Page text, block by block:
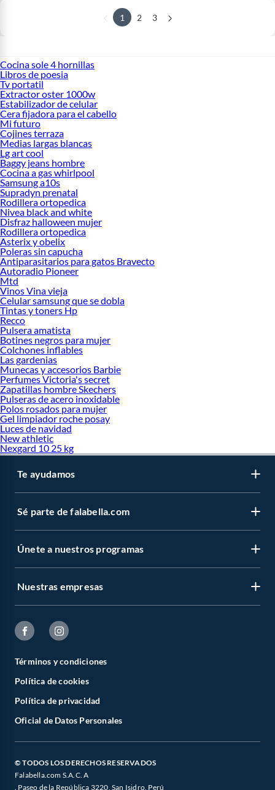
1 2 3
Cocina sole 4 hornillas
Libros de poesia
Tv portatil
Extractor oster 1000w
Estabilizador de celular
Cera fijadora para el cabello
Mi futuro
Cojines terraza
Medias largas blancas
Lg art cool
Baggy jeans hombre
Cocina a gas whirlpool
Samsung a10s
Supradyn prenatal
Rodillera ortopedica
Nivea black and white
Disfraz halloween mujer
Rodillera ortopedica
Asterix y obelix
Poleras sin capucha
Antiparasitarios para gatos Bravecto
Autoradio Pioneer
Mtd
Vinos Vina vieja
Celular samsung que se dobla
Tintas y toners Hp
Recco
Pulsera amatista
Botines negros para mujer
Colchones inflables
Las gardenias
Munecas y accesorios Barbie
Perfumes Victoria's secret
Zapatillas hombre Skechers
Pulseras de acero inoxidable
Polos rosados para mujer
Gel limpiador roche posay
Luces de navidad
New athletic
Nexgard 10 25 kg
Te ayudamos
Sé parte de falabella.com
Únete a nuestros programas
Nuestras empresas
Términos y condiciones
Política de cookies
Política de privacidad
Oficial de Datos Personales
© TODOS LOS DERECHOS RESERVADOS
Falabella.com S.A.C. A
. Paseo de la República 3220, San Isidro, Perú